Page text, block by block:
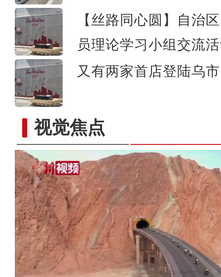
【丝路同心圆】自治
员理论学习小组交流
又有两家首店登陆乌
视觉焦点新疆兵团阿拉尔市万余亩茴